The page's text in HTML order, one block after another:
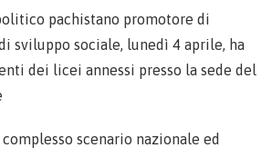
pachistano promotore di
sviluppo sociale, lunedì 4 aprile, ha
dei licei annessi presso la sede del
scenario nazionale ed